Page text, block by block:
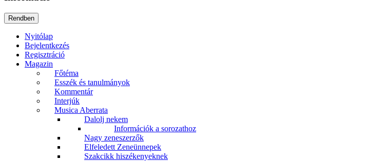
Nyitólap
Bejelentkezés
Regisztráció
Magazin
Főtéma
Esszék és tanulmányok
Kommentár
Interjúk
Musica Aberrata
Dalolj nekem
Információk a sorozathoz
Nagy zeneszerzők
Elfeledett Zeneünnepek
Szakcikk hiszékenyeknek